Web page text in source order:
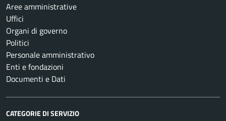
Aree amministrative
Uffici
Organi di governo
Politici
Personale amministrativo
Enti e fondazioni
Documenti e Dati
CATEGORIE DI SERVIZIO